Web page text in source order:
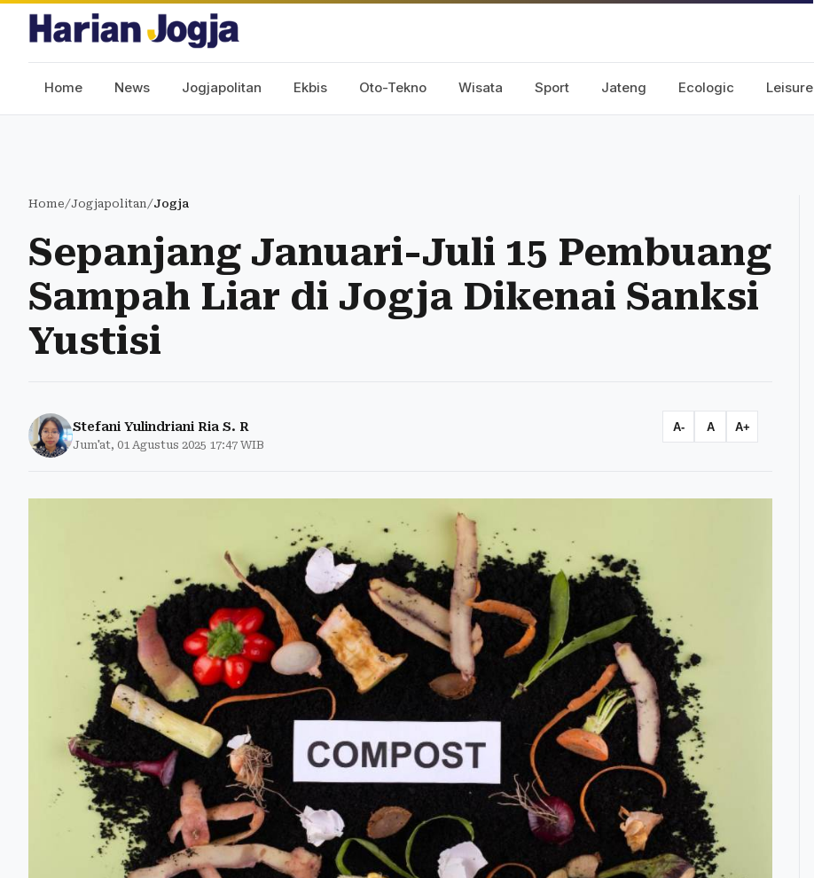
Home News Jogjapolitan Ekbis Oto-Tekno Wisata Sport Jateng Ecologic Leisure
Home/Jogjapolitan/Jogja
Sepanjang Januari-Juli 15 Pembuang
Sampah Liar di Jogja Dikenai Sanksi
Yustisi
Stefani Yulindriani Ria S. R
Jum'at, 01 Agustus 2025 17:47 WIB
A- A A+